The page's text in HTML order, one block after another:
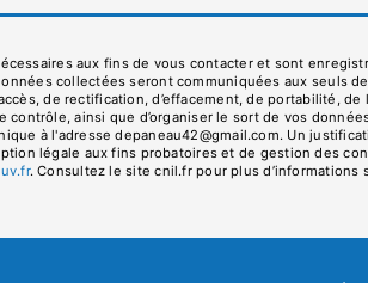
aux fins de vous contacter et sont
collectées seront communiquées aux seuls
de rectification, d’effacement, de portabilité,
contrôle, ainsi que d’organiser le sort de vos
à l'adresse depaneau42@gmail.com. Un
légale aux fins probatoires et de gestion des
. Consultez le site cnil.fr pour plus d’informations